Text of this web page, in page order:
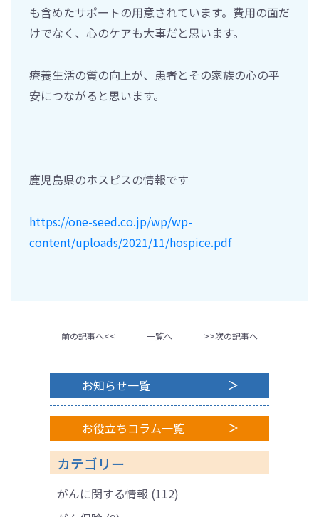
も含めたサポートの用意されています。費用の面だ
けでなく、心のケアも大事だと思います。
療養生活の質の向上が、患者とその家族の心の平
安につながると思います。
鹿児島県のホスピスの情報です
https://one-seed.co.jp/wp/wp-
content/uploads/2021/11/hospice.pdf
前の記事へ<< 一覧へ >>次の記事へ
お知らせ一覧
お役立ちコラム一覧
カテゴリー
がんに関する情報 (112)